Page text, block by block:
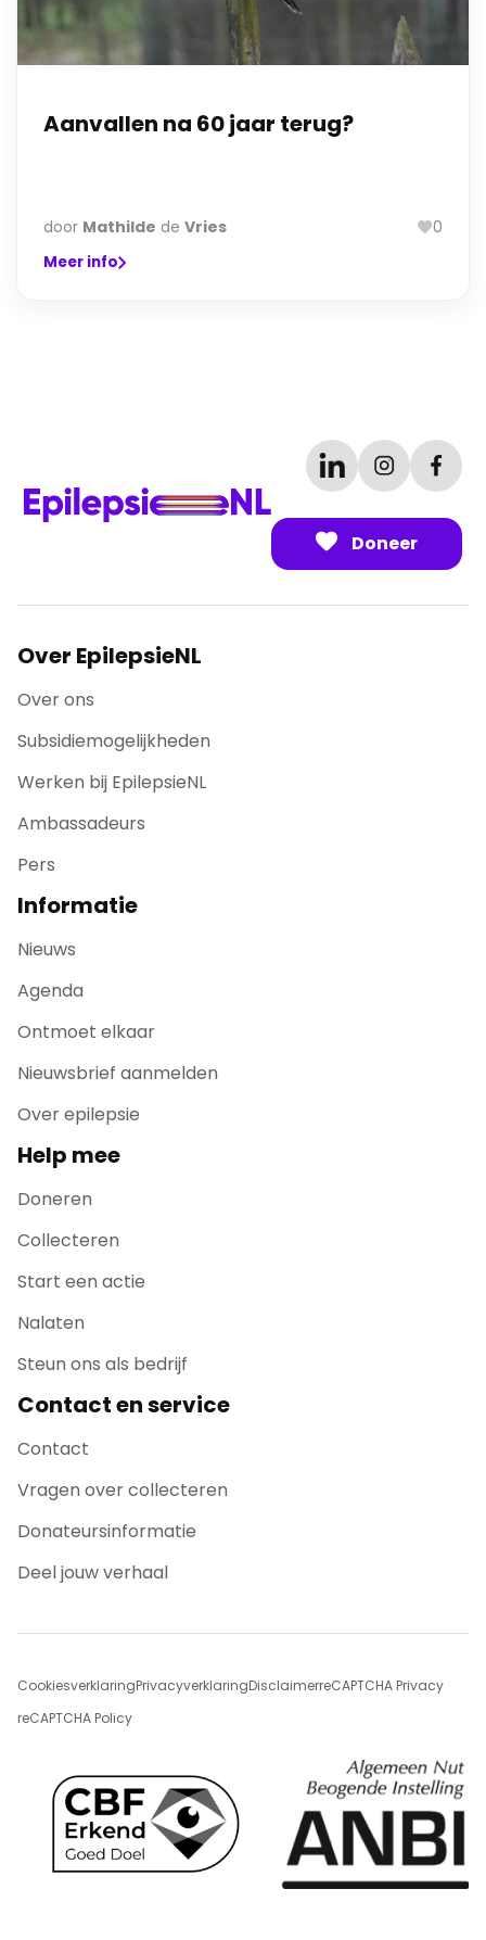
Aanvallen na 60 jaar terug?
door Mathilde de Vries 0
Meer info
Doneer
Over EpilepsieNL
Over ons
Subsidiemogelijkheden
Werken bij EpilepsieNL
Ambassadeurs
Pers
Informatie
Nieuws
Agenda
Ontmoet elkaar
Nieuwsbrief aanmelden
Over epilepsie
Help mee
Doneren
Collecteren
Start een actie
Nalaten
Steun ons als bedrijf
Contact en service
Contact
Vragen over collecteren
Donateursinformatie
Deel jouw verhaal
CookiesverklaringPrivacyverklaringDisclaimerreCAPTCHA Privacy
reCAPTCHA Policy